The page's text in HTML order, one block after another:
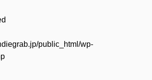
public_html/wp-